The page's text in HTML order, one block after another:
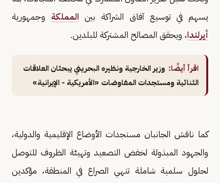
يسهم في توسيع آفاق الشراكة بين المملكة وجمهورية
أيرلندا، ويحقق المصالح المشتركة للبلدين.
اقرأ أيضًا: وزير الخارجية ونظيره البحريني يبحثان العلاقات
الثنائية ومستجدات المفاوضات «الأمريكية - الإيرانية»
كما ناقش الجانبان مستجدات الأوضاع الإقليمية والدولية،
والجهود المبذولة لخفض التصعيد وتهيئة الظروف للتوصل
لحلول سلمية شاملة تنهي الصراع في المنطقة، مؤكدين